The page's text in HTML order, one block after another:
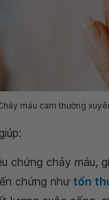
máu cam thường
chứng chảy máu,
chứng như tổn